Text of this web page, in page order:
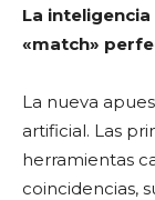
La
«match»
La nueva
artificial. Las
herramientas
coincidencias,